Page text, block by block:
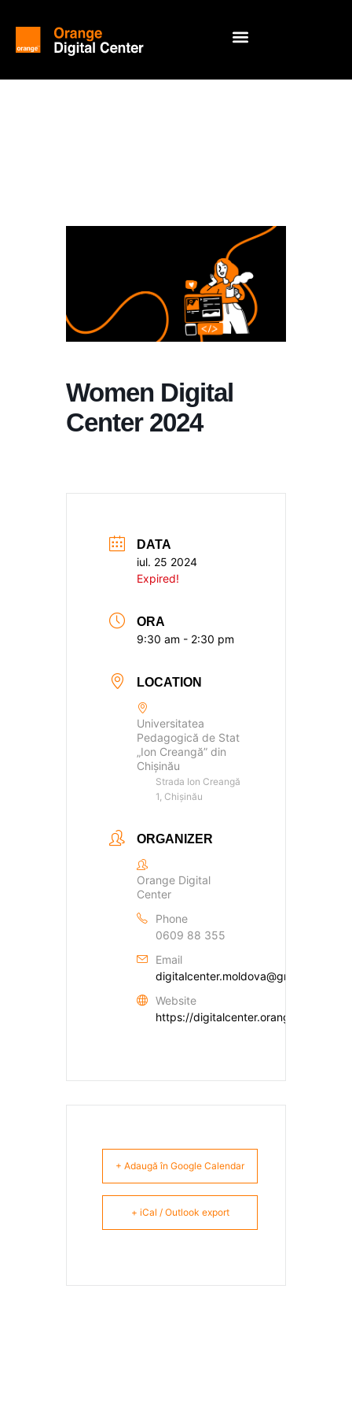
Women Digital
Center 2024
DATA
iul. 25 2024
Expired!
ORA
9:30 am - 2:30 pm
LOCATION
Universitatea
Pedagogică de Stat
„Ion Creangă” din
Chișinău
Strada Ion Creangă
1, Chișinău
ORGANIZER
Orange Digital
Center
Phone
0609 88 355
Email
digitalcenter.moldova@gmail.com
Website
https://digitalcenter.orange.md/
+ Adaugă în Google Calendar
+ iCal / Outlook export